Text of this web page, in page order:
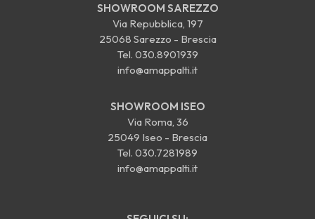
SHOWROOM SAREZZO
Via Repubblica, 197
25068 Sarezzo - Brescia
Tel. 030.8901939
info@amappalti.it
SHOWROOM ISEO
Via Roma, 36
25049 Iseo - Brescia
Tel. 030.7281989
info@amappalti.it